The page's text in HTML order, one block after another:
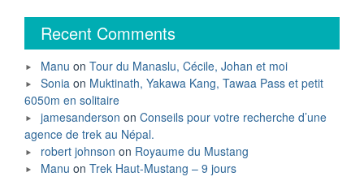
Recent Comments
Manu on Tour du Manaslu, Cécile, Johan et moi
Sonia on Muktinath, Yakawa Kang, Tawaa Pass et petit
6050m en solitaire
jamesanderson on Conseils pour votre recherche d’une
agence de trek au Népal.
robert johnson on Royaume du Mustang
Manu on Trek Haut-Mustang – 9 jours